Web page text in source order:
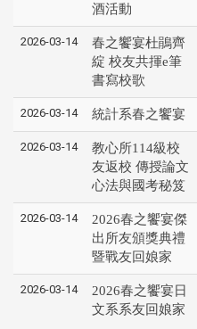
酒活動
2026-03-14
春之饗宴杜鵑齊
綻 校友共揮e筆
書寫校歌
2026-03-14 統計系春之饗宴
2026-03-14
教心所114級校
友返校 傳授論文
心法與國考秘笈
2026-03-14
2026春之饗宴傑
出所友頒獎典禮
暨戰友回娘家
2026-03-14
2026春之饗宴日
文系系友回娘家